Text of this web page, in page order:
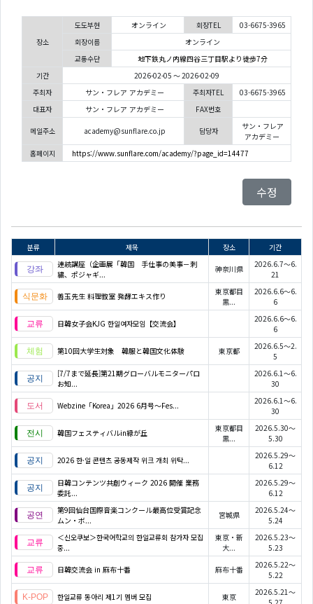
장소
도도부현 オンライン 회장TEL
03-6675-3965
회장이름
オンライン
교통수단
地下鉄丸ノ内線四谷三丁目駅より徒歩7分
기간
2026-02-05 ～ 2026-02-09
주최자
サン・フレア アカデミー 주최자TEL
03-6675-3965
대표자
サン・フレア アカデミー FAX번호
메일주소 academy@sunflare.co.jp 담당자
サン・フレア
アカデミー
홈페이지
https://www.sunflare.com/academy/?page_id=14477
수정
분류 제목 장소
기간
連続講座（企画展「韓国 手仕事の美事－刺
繍、ポジャギ...
神奈川県
2026.6.7～6.
21
善玉先生 料理教室 発酵エキス作り
東京都目
黒...
2026.6.6～6.
6
日韓女子会KJG 한일여자모임【交流会】
2026.6.6～6.
6
第10回大学生対象 韓服と韓国文化体験 東京都
2026.6.5～2.
5
[7/7まで延長]第21期グローバルモニターパロ
お知...
2026.6.1～6.
30
Webzine「Korea」2026 6月号～Fes...
2026.6.1～6.
30
韓国フェスティバルin緑が丘
東京都目
黒...
2026.5.30～
5.30
2026 한·일 콘텐츠 공동제작 위크 개최 위탁...
2026.5.29～
6.12
日韓コンテンツ共創ウィーク 2026 開催 業務
委託...
2026.5.29～
6.12
第9回仙台国際音楽コンクール最高位受賞記念
ムン・ボ...
宮城県
2026.5.24～
5.24
＜신오쿠보＞한국어학교의 한일교류회 참가자 모집
중...
東京・新
大...
2026.5.23～
5.23
日韓交流会 in 麻布十番 麻布十番
2026.5.22～
5.22
한일교류 동아리 제1기 멤버 모집 東京
2026.5.21～